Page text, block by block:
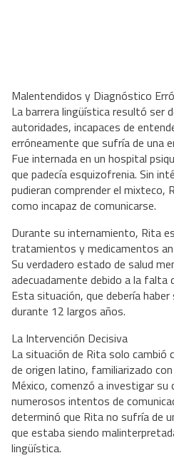
Malentendidos y Diagnóstico
La barrera lingüística resultó ser
autoridades, incapaces de
erróneamente que sufría de una
Fue internada en un hospital
que padecía esquizofrenia. Sin
pudieran comprender el
como incapaz de comunicarse.
Durante su internamiento, Rita
tratamientos y medicamentos
Su verdadero estado de salud
adecuadamente debido a la falta
Esta situación, que debería
durante 12 largos años.
La Intervención Decisiva
La situación de Rita solo cambió
de origen latino, familiarizado
México, comenzó a investigar su
numerosos intentos de
determinó que Rita no sufría de
que estaba siendo
lingüística.